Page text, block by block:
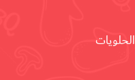
الحلويات